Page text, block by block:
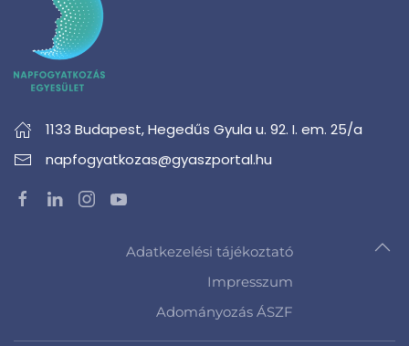
1133 Budapest,Hegedűs Gyula u. 92. I. em. 25/a
napfogyatkozas@gyaszportal.hu
Adatkezelési tájékoztató
Impresszum
Adományozás ÁSZF